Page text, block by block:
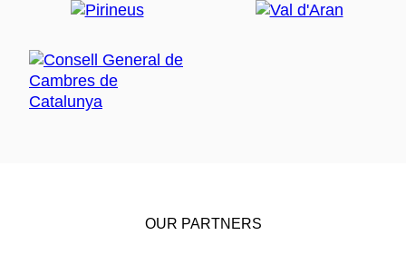
OUR PARTNERS